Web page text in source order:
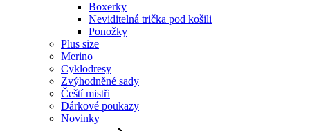
Boxerky
Neviditelná trička pod košili
Ponožky
Plus size
Merino
Cyklodresy
Zvýhodněné sady
Čeští mistři
Dárkové poukazy
Novinky